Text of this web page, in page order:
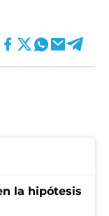
la hipótesis